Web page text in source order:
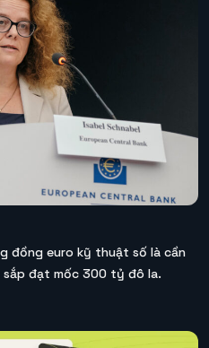
đồng euro kỹ thuật số là cần
đạt mốc 300 tỷ đô la.